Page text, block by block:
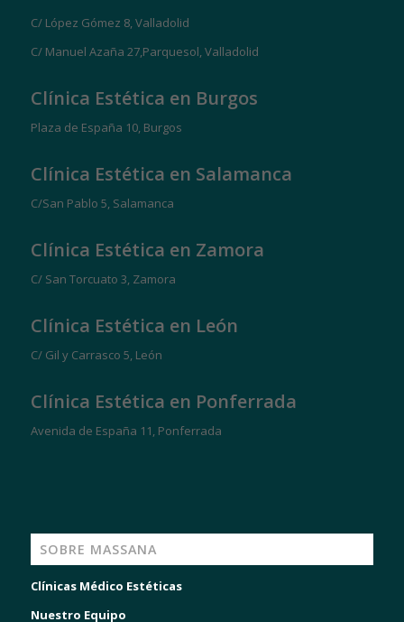
C/ López Gómez 8, Valladolid
C/ Manuel Azaña 27,Parquesol, Valladolid
Clínica Estética en Burgos
Plaza de España 10, Burgos
Clínica Estética en Salamanca
C/San Pablo 5, Salamanca
Clínica Estética en Zamora
C/ San Torcuato 3, Zamora
Clínica Estética en León
C/ Gil y Carrasco 5, León
Clínica Estética en Ponferrada
Avenida de España 11, Ponferrada
SOBRE MASSANA
Clínicas Médico Estéticas
Nuestro Equipo